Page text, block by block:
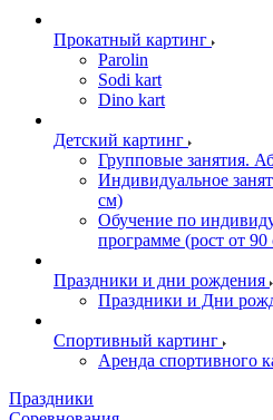
Прокатный картинг
Parolin
Sodi kart
Dino kart
Детский картинг
Групповые занятия.
Индивидуальное
см)
Обучение по
программе (рост от 90
Праздники и дни рождения
Праздники и Дни
Спортивный картинг
Аренда спортивного
Праздники